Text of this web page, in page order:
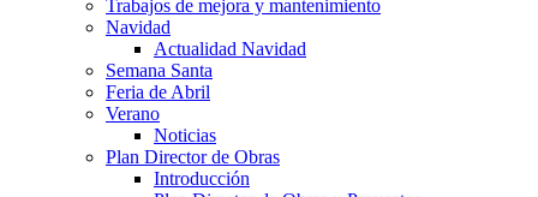
Trabajos de mejora y mantenimiento
Navidad
Actualidad Navidad
Semana Santa
Feria de Abril
Verano
Noticias
Plan Director de Obras
Introducción